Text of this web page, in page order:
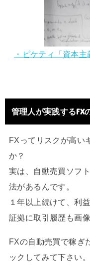
・ピケティ「資本
管理人が実践するFX
FXってリスクが高い
か？
実は、自動売買ソフ
法があるんです。
１年以上続けて、利
証拠に取引履歴も画
FXの自動売買で稼ぎ
ックしてみて下さい。